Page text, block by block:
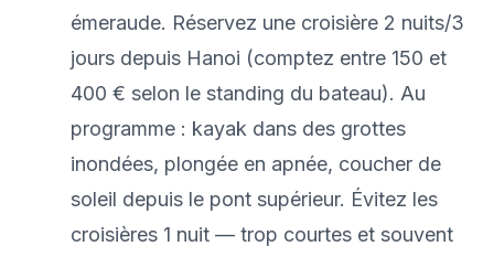
émeraude. Réservez une croisière 2 nuits/3
jours depuis Hanoi (comptez entre 150 et
400 € selon le standing du bateau). Au
programme : kayak dans des grottes
inondées, plongée en apnée, coucher de
soleil depuis le pont supérieur. Évitez les
croisières 1 nuit — trop courtes et souvent